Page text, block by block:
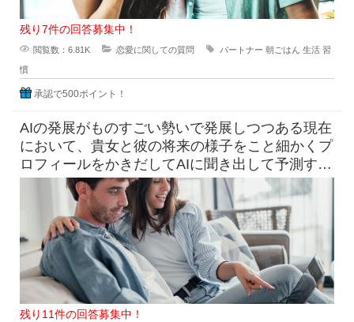
残り7件の回答募集中！
閲覧数：6.81K 恋愛に関しての質問 パートナー 朝ごはん 生活 習
慣
承認で500ポイント！
AIの発展がものすごい勢いで発展しつつある現在
において、貴女と彼の将来の様子をこと細かくプ
ロフィールをかきだしてAIに聞き出して予測すら
できる時代になっています
残り11件の回答募集中！